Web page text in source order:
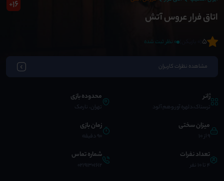
اتاق فرار عروس آتش
16
+
5 0 نظر ثبت شده
مشاهده نظرات کاربران
ژانر
ترسناک،دلهره آور،وهم آلود
محدوده بازی
تهران، نارمک
میزان سختی
9 از 10
زمان بازی
90 دقیقه
تعداد نفرات
4 تا 10 نفر
شماره تماس
02191301612